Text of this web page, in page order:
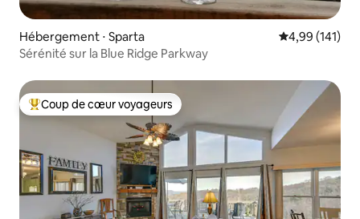
Hébergement ⋅ Sparta Évaluation
4,99 (141)
Sérénité sur la Blue Ridge Parkway
Coups de cœur voyageurs les plus appréciés
Coup de cœur voyageurs